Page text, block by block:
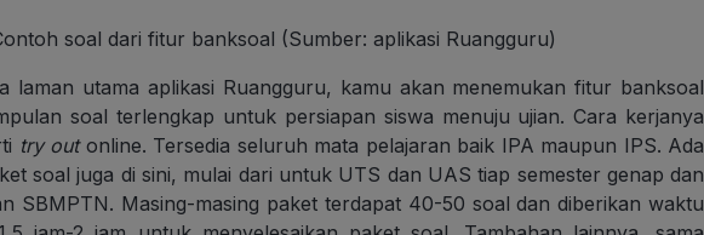
soal dari fitur banksoal (Sumber: aplikasi Ruangguru)
laman utama aplikasi Ruangguru, kamu akan menemukan fitur banksoal
soal terlengkap untuk persiapan siswa menuju ujian. Cara kerjanya
try outonline. Tersedia seluruh mata pelajaran baik IPA maupun IPS. Ada
soal juga di sini, mulai dari untuk UTS dan UAS tiap semester genap dan
SBMPTN. Masing-masing paket terdapat 40-50 soal dan diberikan waktu